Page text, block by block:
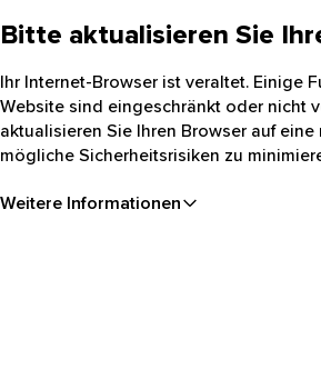
Bitte aktualisieren Sie
Ihr Internet-Browser ist veraltet. Einige
Website sind eingeschränkt oder nicht
aktualisieren Sie Ihren Browser auf eine
mögliche Sicherheitsrisiken zu
Weitere Informationen